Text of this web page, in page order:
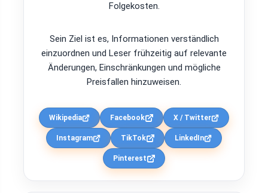
Folgekosten.
Sein Ziel ist es, Informationen verständlich
einzuordnen und Leser frühzeitig auf relevante
Änderungen, Einschränkungen und mögliche
Preisfallen hinzuweisen.
Wikipedia Facebook X / Twitter
Instagram TikTok LinkedIn
Pinterest